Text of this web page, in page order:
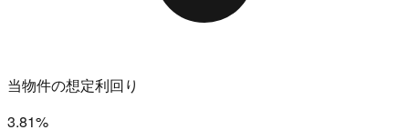
当物件の想定利回り
3.81%